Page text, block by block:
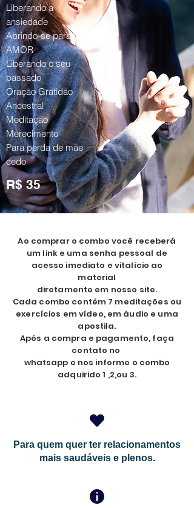
Liberando a
ansiedade
Abrindo-se para o
AMOR
Liberando o seu
passado
Oração Gratidão
Ancestral
Meditação
Merecimento
Para perda de mãe
cedo
R$ 35
Ao comprar o combo você receberá
um link e uma senha pessoal de
acesso imediato e vitalício ao
material
diretamente em nosso site.
Cada combo contém 7 meditações ou
exercícios em vídeo, em áudio e uma
apostila.
Após a compra e pagamento, faça
contato no
whatsapp e nos informe o combo
adquirido 1 ,2,ou 3.
Para quem quer ter relacionamentos
mais saudáveis e plenos.